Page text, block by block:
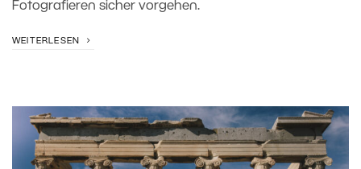
Fotografieren sicher vorgehen.
WEITERLESEN